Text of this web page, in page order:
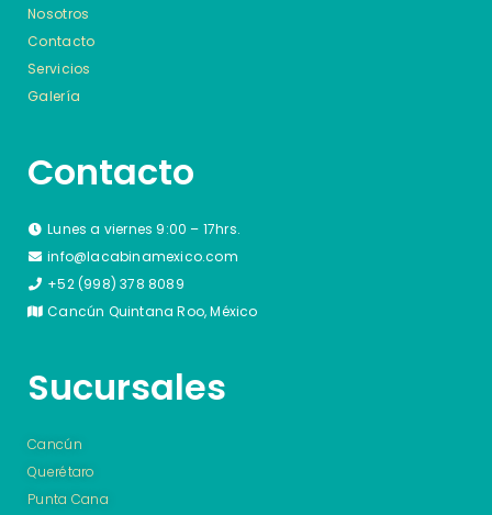
Nosotros
Contacto
Servicios
Galería
Contacto
Lunes a viernes 9:00 – 17hrs.
info@lacabinamexico.com
+52 (998) 378 8089
Cancún Quintana Roo, México
Sucursales
Cancún
Querétaro
Punta Cana